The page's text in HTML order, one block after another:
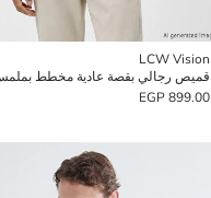
LCW Vision
899.00 EGP